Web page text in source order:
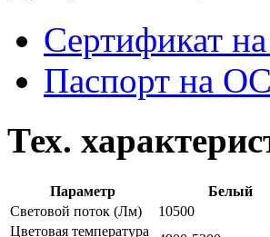
Сертификат
Паспорт на
Тех.
Параметр Белый
Световой поток (Лм) 10500
Цветовая температура